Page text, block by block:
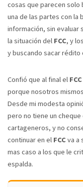
cosas que parecen solo
una de las partes con la
información, sin evaluar
la situación del FCC, y
y buscando sacar rédito
Confió que al final el FCC
porque nosotros
Desde mi modesta
pero no tiene un
cartageneros, y no
continuar en el FCCva a
mas caso a los que le
espalda.